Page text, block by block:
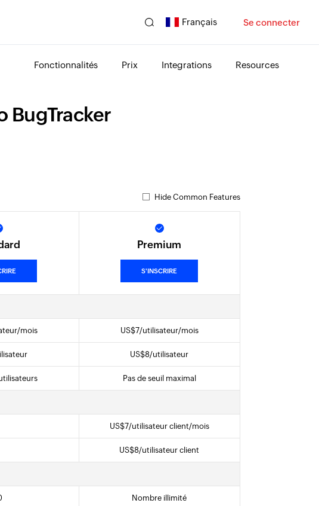
Français Se connecter
Fonctionnalités Prix Integrations Resources
BugTracker
Hide Common Features
Premium
S'INSCRIRE
mois US$7/utilisateur/mois
US$8/utilisateur
Pas de seuil maximal
US$7/utilisateur client/mois
US$8/utilisateur client
Nombre illimité